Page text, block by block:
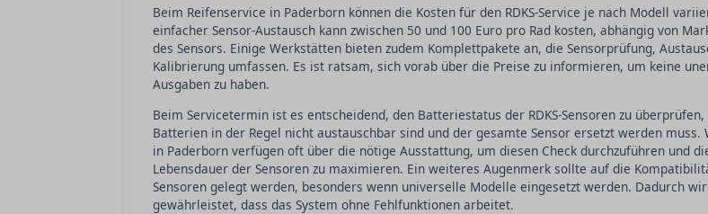
Beim Reifenservice in Paderborn können die Kosten für den RDKS-Service je nach Modell
einfacher Sensor-Austausch kann zwischen 50 und 100 Euro pro Rad kosten, abhängig von
des Sensors. Einige Werkstätten bieten zudem Komplettpakete an, die Sensorprüfung,
Kalibrierung umfassen. Es ist ratsam, sich vorab über die Preise zu informieren, um keine
Ausgaben zu haben.
Beim Servicetermin ist es entscheidend, den Batteriestatus der RDKS-Sensoren zu überprüfen,
Batterien in der Regel nicht austauschbar sind und der gesamte Sensor ersetzt werden muss.
in Paderborn verfügen oft über die nötige Ausstattung, um diesen Check durchzuführen und
Lebensdauer der Sensoren zu maximieren. Ein weiteres Augenmerk sollte auf die
Sensoren gelegt werden, besonders wenn universelle Modelle eingesetzt werden. Dadurch
gewährleistet, dass das System ohne Fehlfunktionen arbeitet.